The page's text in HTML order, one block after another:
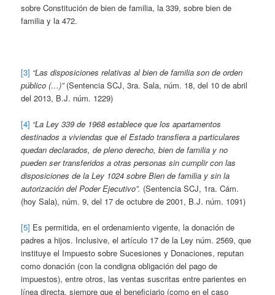
sobre Constitución de bien de familia, la 339, sobre bien de
familia y la 472.
[3] “Las disposiciones relativas al bien de familia son de orden
público (…)”(Sentencia SCJ, 3ra. Sala, núm. 18, del 10 de abril
del 2013, B.J. núm. 1229)
[4] “La Ley 339 de 1968 establece que los apartamentos
destinados a viviendas que el Estado transfiera a particulares
quedan declarados, de pleno derecho, bien de familia y no
pueden ser transferidos a otras personas sin cumplir con las
disposiciones de la Ley 1024 sobre Bien de familia y sin la
autorización del Poder Ejecutivo”. (Sentencia SCJ, 1ra. Cám.
(hoy Sala), núm. 9, del 17 de octubre de 2001, B.J. núm. 1091)
[5] Es permitida, en el ordenamiento vigente, la donación de
padres a hijos. Inclusive, el artículo 17 de la Ley núm. 2569, que
instituye el Impuesto sobre Sucesiones y Donaciones, reputan
como donación (con la condigna obligación del pago de
impuestos), entre otros, las ventas suscritas entre parientes en
línea directa, siempre que el beneficiario (como en el caso